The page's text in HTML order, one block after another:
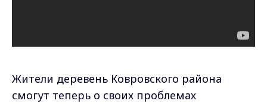
Жители деревень Ковровского района
смогут теперь о своих проблемах